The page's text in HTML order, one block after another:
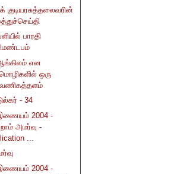
குடியரசுத்தலைவரின்
பாரதி
என
ஒரு
- 34
2004 -
அமர்வு -
...
2004 -